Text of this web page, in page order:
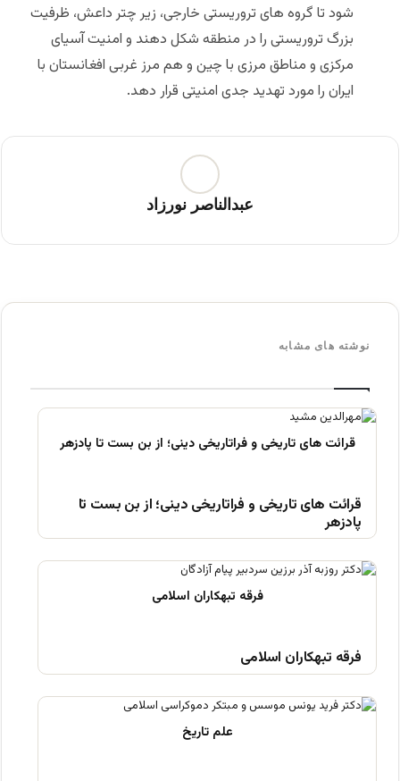
شود تا گروه های تروریستی خارجی، زیر چتر داعش، ظرفیت
بزرگ تروریستی را در منطقه شکل دهند و امنیت آسیای
مرکزی و مناطق مرزی با چین و هم مرز غربی افغانستان با
ایران را مورد تهدید جدی امنیتی قرار دهد.
عبدالناصر نورزاد
نوشته های مشابه
قرائت های تاریخی و فراتاریخی دینی؛ از بن بست تا
پادزهر
فرقه تبهکاران اسلامی